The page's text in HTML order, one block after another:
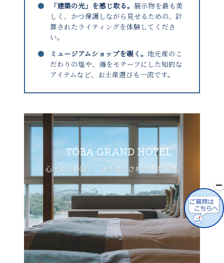
●
「建築の光」を感じ取る。 展示物を最も美
しく、かつ保護しながら見せるための、計
算されたライティングを体験してくださ
い。
●
ミュージアムショップを覗く。地元産のこ
だわりの塩や、海をモチーフにした知的な
アイテムなど、お土産選びも一流です。